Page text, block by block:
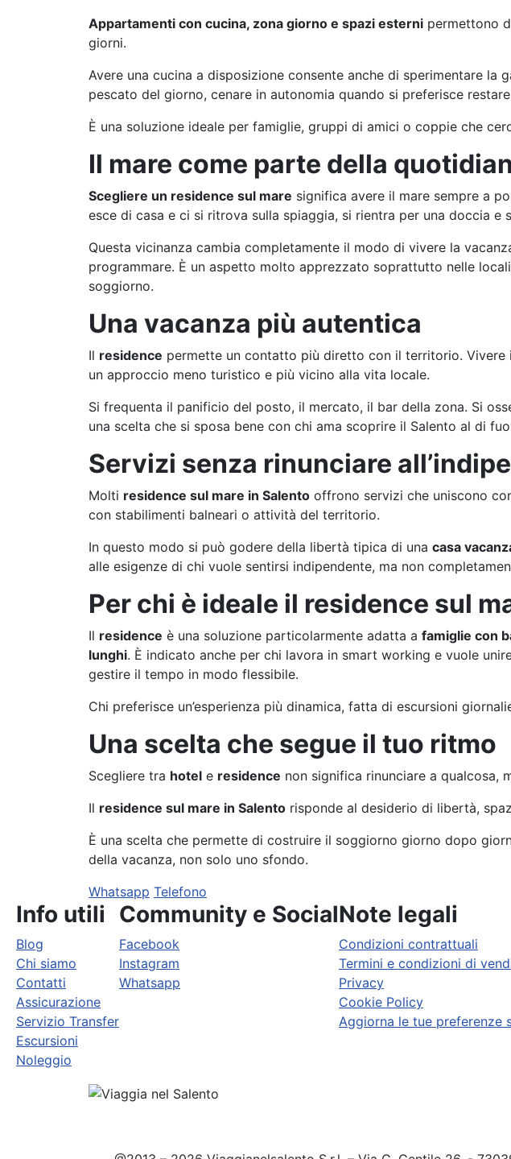
Appartamenti con cucina, zona giorno e spazi esterni permettono
giorni.
Avere una cucina a disposizione consente anche di sperimentare
pescato del giorno, cenare in autonomia quando si preferisce
È una soluzione ideale per famiglie, gruppi di amici o coppie che
Il mare come parte della
Scegliere un residence sul mare significa avere il mare sempre a
esce di casa e ci si ritrova sulla spiaggia, si rientra per una doccia e
Questa vicinanza cambia completamente il modo di vivere la
programmare. È un aspetto molto apprezzato soprattutto nelle
soggiorno.
Una vacanza più autentica
Il residence permette un contatto più diretto con il territorio. Vivere
un approccio meno turistico e più vicino alla vita locale.
Si frequenta il panificio del posto, il mercato, il bar della zona. Si
una scelta che si sposa bene con chi ama scoprire il Salento al di
Servizi senza rinunciare
Molti residence sul mare in Salento offrono servizi che uniscono
con stabilimenti balneari o attività del territorio.
In questo modo si può godere della libertà tipica di una casa
alle esigenze di chi vuole sentirsi indipendente, ma non
Per chi è ideale il residence sul
Il residence è una soluzione particolarmente adatta a famiglie con
lunghi. È indicato anche per chi lavora in smart working e vuole
gestire il tempo in modo flessibile.
Chi preferisce un’esperienza più dinamica, fatta di escursioni
Una scelta che segue il tuo ritmo
Scegliere tra hotel e residence non significa rinunciare a qualcosa,
Il residence sul mare in Salento risponde al desiderio di libertà,
È una scelta che permette di costruire il soggiorno giorno dopo
della vacanza, non solo uno sfondo.
Whatsapp Telefono
Info utili
Blog
Chi siamo
Contatti
Assicurazione
Servizio Transfer
Escursioni
Noleggio
Community e Social
Facebook
Instagram
Whatsapp
Note legali
Condizioni contrattuali
Termini e condizioni di
Privacy
Cookie Policy
Aggiorna le tue preferenze